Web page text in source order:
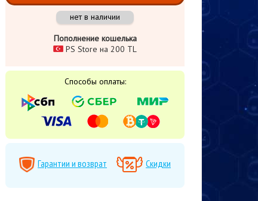
нет в наличии
Пополнение кошелька
PS Store на 200 TL
Способы оплаты:
Гарантии и возврат Скидки